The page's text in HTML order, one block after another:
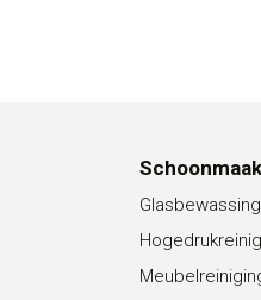
Glasbewassing